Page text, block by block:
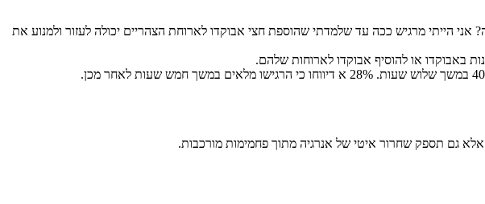
מרגיש ככה עד שלמדתי שהוספת חצי אבוקדו לארוחת הצהריים יכולה לעזור ולמנוע את
גם תספק שחרור איטי של אנרגיה מתוך פחמימות מורכבות.